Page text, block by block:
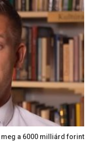
a 6000 milliárd forint